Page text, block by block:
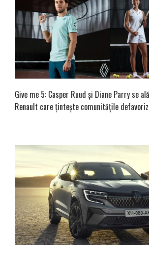
Give me 5: Casper Ruud și Diane Parry se
Renault care țintește comunitățile